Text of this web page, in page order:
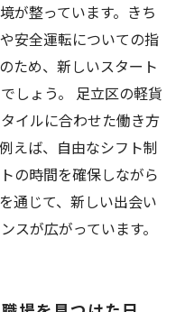
が整っています。きち
安全運転についての指
ため、新しいスタート
しょう。 足立区の軽貨
イルに合わせた働き方
えば、自由なシフト制
の時間を確保しながら
通じて、新しい出会い
スが広がっています。